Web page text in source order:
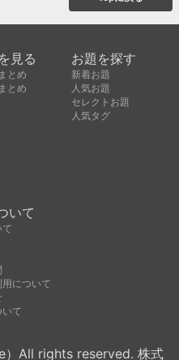
見る
とめ
とめ
お題を探す
新着お題
人気お題
セレクトお題
人気タグ
いて
について
て
All rights reserved. 株式